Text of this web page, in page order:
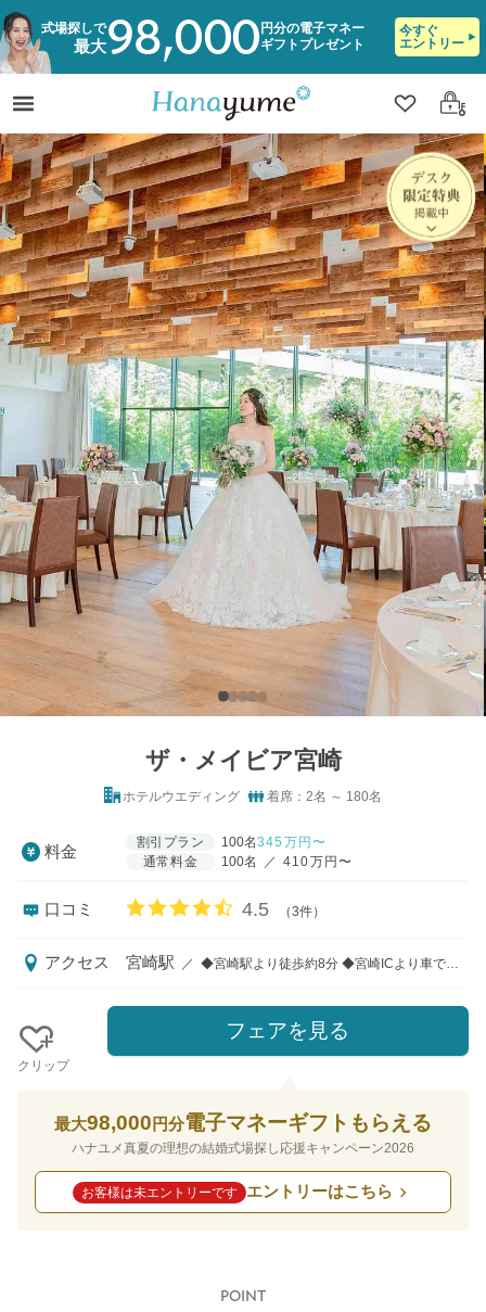
式場探しで
最大98,000 円分の電子マネー
ギフトプレゼント
今すぐ
エントリー
クリップ
ログ
ザ・メイビア宮崎
ホテルウエディング 着席：2名 ～ 180名
料金
割引プラン 100名345 万円〜
通常料金
100名 ／ 410万円〜
口コミ 口コミ評価
4.5 （3件）
アクセス 宮崎駅 ／ ◆宮崎駅より徒歩約8分 ◆宮崎ICより車で約20分 ◆宮崎空港より車で約25分
クリップ
フェアを見る
最大98,000 円分電子マネーギフトもらえる
ハナユメ真夏の理想の結婚式場探し応援キャンペーン2026
お客様は未エントリーです エントリーはこちら
POINT